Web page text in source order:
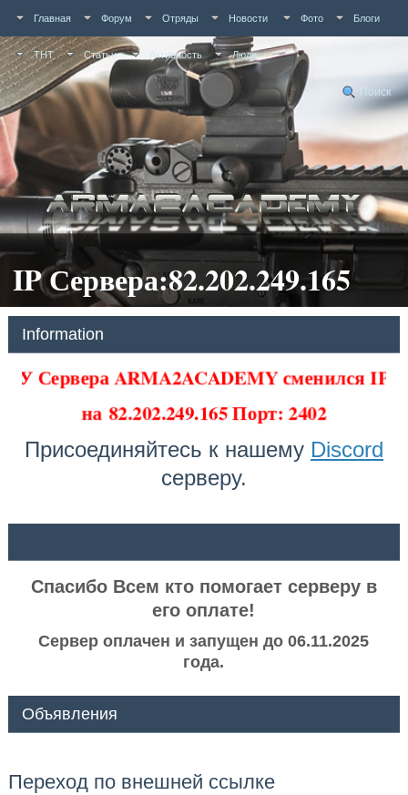
Главная Форум Отряды Новости Фото Блоги
ТНТ Статьи Активность Люди
Поиск
IP Сервера:82.202.249.165
Information
У Сервера ARMA2ACADEMY сменился IP
на 82.202.249.165 Порт: 2402
Присоединяйтесь к нашему Discord
серверу.
Спасибо Всем кто помогает серверу в
его оплате!
Сервер оплачен и запущен до 06.11.2025
года.
Объявления
Переход по внешней ссылке